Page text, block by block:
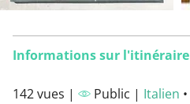
Informations sur l'itinéraire
142 vues | Public | Italien •